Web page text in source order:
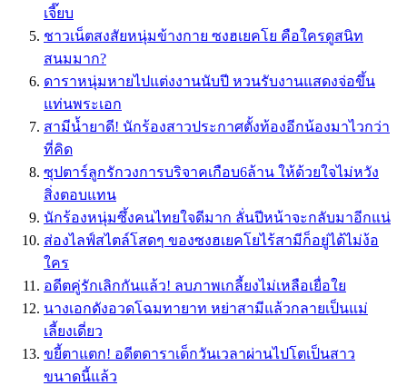
เจี๊ยบ
ชาวเน็ตสงสัยหนุ่มข้างกาย ซงฮเยคโย คือใครดูสนิท
สนมมาก?
ดาราหนุ่มหายไปแต่งงานนับปี หวนรับงานแสดงจ่อขึ้น
แท่นพระเอก
สามีน้ำยาดี! นักร้องสาวประกาศตั้งท้องอีกน้องมาไวกว่า
ที่คิด
ซุปตาร์ลูกรักวงการบริจาคเกือบ6ล้าน ให้ด้วยใจไม่หวัง
สิ่งตอบแทน
นักร้องหนุ่มซึ้งคนไทยใจดีมาก ลั่นปีหน้าจะกลับมาอีกแน่
ส่องไลฟ์สไตล์โสดๆ ของซงฮเยคโยไร้สามีก็อยู่ได้ไม่ง้อ
ใคร
อดีตคู่รักเลิกกันแล้ว! ลบภาพเกลี้ยงไม่เหลือเยื่อใย
นางเอกดังอวดโฉมทายาท หย่าสามีแล้วกลายเป็นแม่
เลี้ยงเดี่ยว
ขยี้ตาแตก! อดีตดาราเด็กวันเวลาผ่านไปโตเป็นสาว
ขนาดนี้แล้ว